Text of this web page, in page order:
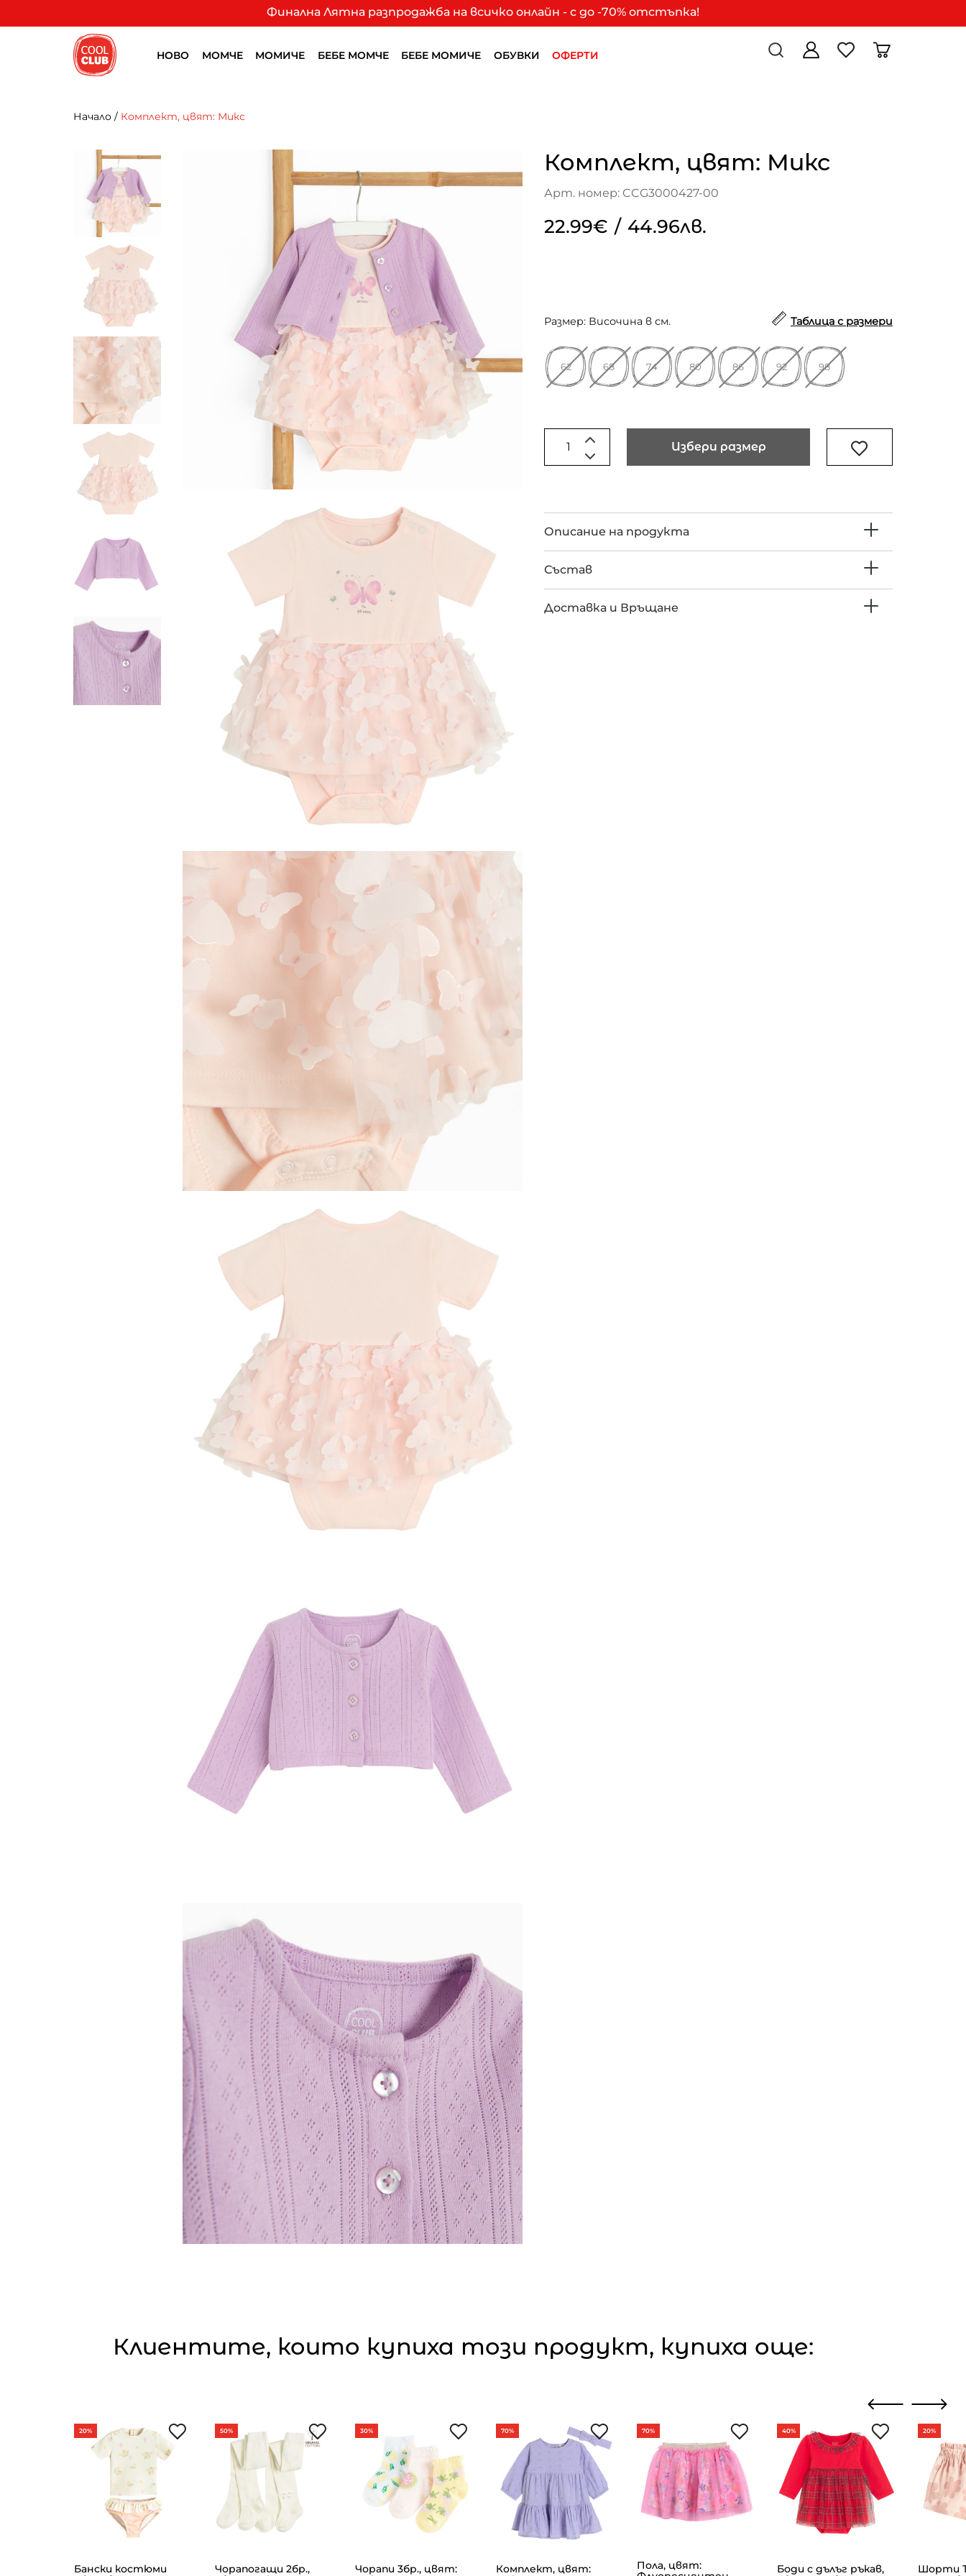
Финална Лятна разпродажба на всичко онлайн - с до -70% отстъпка!
НОВО МОМЧЕ МОМИЧЕ БЕБЕ МОМЧЕ БЕБЕ МОМИЧЕ ОБУВКИ ОФЕРТИ
Начало / Комплект, цвят: Микс
Комплект, цвят: Микс
Арт. номер: CCG3000427-00
22.99€ / 44.96лв.
Размер: Височина в см. Таблица с размери
62 68 74 80 86 92 98
Избери размер
Описание на продукта
Състав
Доставка и Връщане
Клиентите, които купиха този продукт, купиха още:
20%
Бански костюми
50%
Чорапогащи 2бр.,
30%
Чорапи 3бр., цвят:
70%
Комплект, цвят:
70%
Пола, цвят:
40%
Боди с дълъг ръкав,
20%
Шорти